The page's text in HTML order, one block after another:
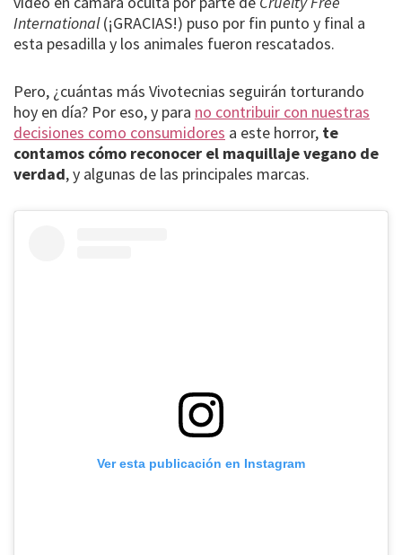
International(¡GRACIAS!) puso por fin punto y final a
esta pesadilla y los animales fueron rescatados.
Pero, ¿cuántas más Vivotecnias seguirán torturando
hoy en día? Por eso, y para no contribuir con nuestras
decisiones como consumidores a este horror, te
contamos cómo reconocer el maquillaje vegano de
verdad, y algunas de las principales marcas.
Ver esta publicación en Instagram